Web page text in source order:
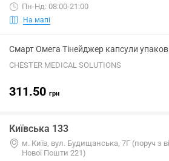
Пн-Нд: 08:00-21:00
На мапі
Смарт Омега Тінейджер капсули
CHESTER MEDICAL SOLUTIONS
311.50 грн
Київська 133
м. Київ, вул. Будищанська, 7Г (поруч з
Нової Пошти 221)